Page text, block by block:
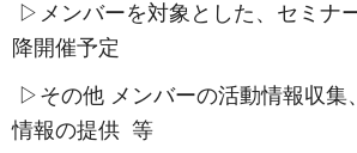
▷メンバーを対象とした、セミナ
降開催予定
▷その他 メンバーの活動情報収集
情報の提供 等